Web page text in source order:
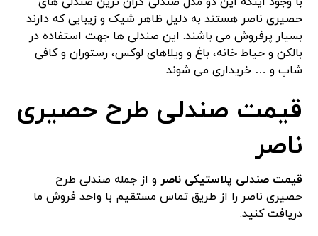
حصیری ناصر هستند به دلیل ظاهر شیک و زیبایی که دارند
بسیار پرفروش می باشند. این صندلی ها جهت استفاده در
بالکن و حیاط خانه، باغ و ویلاهای لوکس، رستوران و کافی
شاپ و … خریداری می شوند.
قیمت صندلی طرح حصیری
ناصر
قیمت صندلی پلاستیکی ناصر و از جمله صندلی طرح
حصیری ناصر را از طریق تماس مستقیم با واحد فروش ما
دریافت کنید.